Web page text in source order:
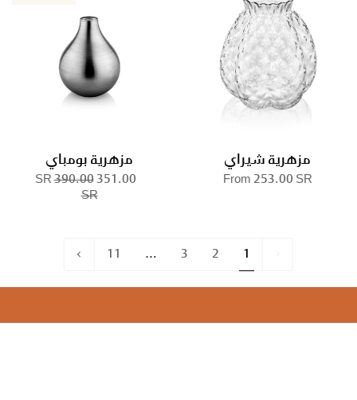
مزهرية شيراي
From 253.00 SR
مزهرية بومباي
351.00 SR
390.00
SR
1
2
3
…
11